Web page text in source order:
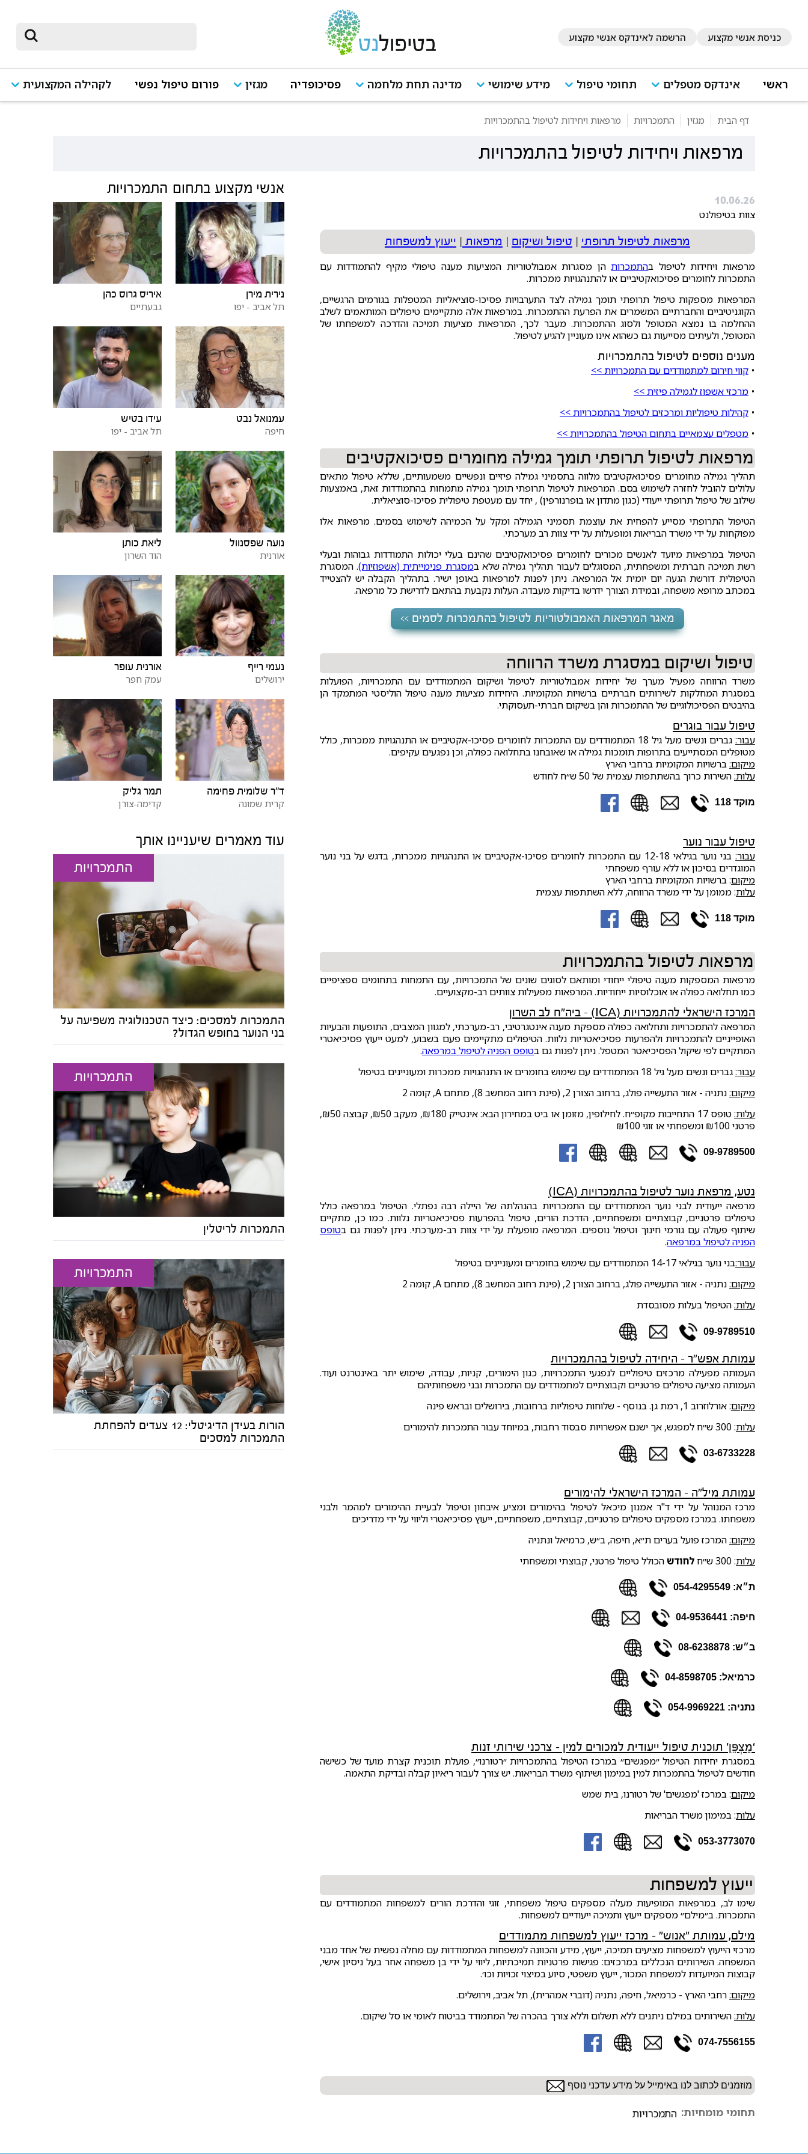
כניסת אנשי מקצוע הרשמה לאינדקס אנשי מקצוע
ראשי אינדקס מטפלים תחומי טיפול מידע שימושי מדינה תחת מלחמה פסיכופדיה מגזין פורום טיפול נפשי לקהילה המקצועית
דף הבית מגזין התמכרויות מרפאות ויחידות לטיפול בהתמכרויות
מרפאות ויחידות לטיפול בהתמכרויות
10.06.26
צוות בטיפולנט
מרפאות לטיפול תרופתי טיפול ושיקום מרפאות
ייעוץ למשפחות
מרפאות ויחידות לטיפול בהתמכרות הן מסגרות אמבולטוריות המציעות מענה טיפולי מקיף להתמודדות עם
התמכרות לחומרים פסיכואקטיביים או להתנהגויות ממכרות.
המרפאות מספקות טיפול תרופתי תומך גמילה לצד התערבויות פסיכו-סוציאליות המטפלות בגורמים הרגשיים,
הקוגניטיביים והחברתיים המשמרים את הפרעת ההתמכרות. במרפאות אלה מתקיימים טיפולים המותאמים לשלב
ההחלמה בו נמצא המטופל ולסוג ההתמכרות. מעבר לכך, המרפאות מציעות תמיכה והדרכה למשפחתו של
המטופל, ולעיתים מסייעות גם כשהוא אינו מעוניין להגיע לטיפול.
מענים נוספים לטיפול בהתמכרויות
• קווי חירום למתמודדים עם התמכרויות >>
• מרכזי אשפוז לגמילה פיזית >>
• קהילות טיפוליות ומרכזים לטיפול בהתמכרויות >>
• מטפלים עצמאיים בתחום הטיפול בהתמכרויות >>
מרפאות לטיפול תרופתי תומך גמילה מחומרים פסיכואקטיבים
תהליך גמילה מחומרים פסיכואקטיבים מלווה בתסמיני גמילה פיזיים ונפשיים משמעותיים, שללא טיפול מתאים
עלולים להוביל לחזרה לשימוש בסם. המרפאות לטיפול תרופתי תומך גמילה מתמחות בהתמודדות זאת, באמצעות
שילוב של טיפול תרופתי ייעודי (כגון מתדון או בופרנורפין) , יחד עם מעטפת טיפולית פסיכו-סוציאלית.
הטיפול התרופתי מסייע להפחית את עוצמת תסמיני הגמילה ומקל על הכמיהה לשימוש בסמים. מרפאות אלו
מפוקחות על ידי משרד הבריאות ומופעלות על ידי צוות רב מערכתי.
הטיפול במרפאות מיועד לאנשים מכורים לחומרים פסיכואקטיבים שהינם בעלי יכולות התמודדות גבוהות ובעלי
רשת תמיכה חברתית ומשפחתית, המסוגלים לעבור תהליך גמילה שלא במסגרת פנימייתית (אשפוזיות). המסגרת
הטיפולית דורשת הגעה יום יומית אל המרפאה. ניתן לפנות למרפאות באופן ישיר. בתהליך הקבלה יש להצטייד
במכתב מרופא משפחה, ובמידת הצורך ידרשו בדיקות מעבדה. העלות נקבעת בהתאם לדרישת כל מרפאה.
מאגר המרפאות האמבולטוריות לטיפול בהתמכרות לסמים >>
טיפול ושיקום במסגרת משרד הרווחה
משרד הרווחה מפעיל מערך של יחידות אמבולטוריות לטיפול ושיקום המתמודדים עם התמכרויות, הפועלות
במסגרת המחלקות לשירותים חברתיים ברשויות המקומיות. היחידות מציעות מענה טיפול הוליסטי המתמקד הן
בהיבטים הפסיכולוגיים של ההתמכרות והן בשיקום חברתי-תעסוקתי.
טיפול עבור בוגרים
עבור:
גברים ונשים מעל גיל 18 המתמודדים עם התמכרות לחומרים פסיכו-אקטיביים או התנהגויות ממכרות, כולל
מטופלים המסתייעים בתרופות תומכות גמילה או שאובחנו בתחלואה כפולה, וכן נפגעים עקיפים.
מיקום:ברשויות המקומיות ברחבי הארץ
עלות:השירות כרוך בהשתתפות עצמית של 50 ש״ח לחודש
מוקד 118
טיפול עבור נוער
עבור:
בני נוער בגילאי 12-18 עם התמכרות לחומרים פסיכו-אקטיביים או התנהגויות ממכרות, בדגש על בני נוער
המוגדרים בסיכון או ללא עורף משפחתי
מיקום: ברשויות המקומיות ברחבי הארץ
עלות: ממומן על ידי משרד הרווחה, ללא השתתפות עצמית
מוקד 118
מרפאות לטיפול בהתמכרויות
מרפאות המספקות מענה טיפולי ייחודי ומותאם לסוגים שונים של התמכרויות, עם התמחות בתחומים ספציפיים
כמו תחלואה כפולה או אוכלוסיות ייחודיות. המרפאות מפעילות צוותים רב-מקצועיים.
המרכז הישראלי להתמכרויות (ICA) - ביה״ח לב השרון
המרפאה להתמכרויות ותחלואה כפולה מספקת מענה אינטגרטיבי, רב-מערכתי, למגוון המצבים, התופעות והבעיות
האופייניים להתמכרויות ולהפרעות פסיכיאטריות נלוות. הטיפולים מתקיימים פעם בשבוע, למעט ייעוץ פסיכיאטרי
המתקיים לפי שיקול הפסיכיאטר המטפל. ניתן לפנות גם בטופס הפניה לטיפול במרפאה.
עבור:גברים ונשים מעל גיל 18 המתמודדים עם שימוש בחומרים או התנהגויות ממכרות ומעוניינים בטיפול
מיקום:נתניה - אזור התעשייה פולג, ברחוב הצורן 2, (פינת רחוב המחשב 8), מתחם A, קומה 2
עלות:
טופס 17 התחייבות מקופ״ח. לחילופין, מזומן או ביט במחירון הבא: אינטייק ₪180, מעקב ₪50, קבוצה ₪50,
פרטני ₪100 ומשפחתי או זוגי ₪100
09-9789500
נטע, מרפאת נוער לטיפול בהתמכרויות (ICA)
מרפאה ייעודית לבני נוער המתמודדים עם התמכרויות בהנהלתה של היילה רבה נפתלי. הטיפול במרפאה כולל
טיפולים פרטניים, קבוצתיים ומשפחתיים, הדרכת הורים, טיפול בהפרעות פסיכיאטריות נלוות. כמו כן, מתקיים
שיתוף פעולה עם גורמי חינוך וטיפול נוספים. המרפאה מופעלת על ידי צוות רב-מערכתי. ניתן לפנות גם בטופס
הפניה לטיפול במרפאה.
עבור:בני נוער בגילאי 14-17 המתמודדים עם שימוש בחומרים ומעוניינים בטיפול
מיקום:נתניה - אזור התעשייה פולג, ברחוב הצורן 2, (פינת רחוב המחשב 8), מתחם A, קומה 2
עלות:הטיפול בעלות מסובסדת
09-9789510
עמותת אפש״ר - היחידה לטיפול בהתמכרויות
העמותה מפעילה מרכזים טיפוליים לנפגעי התמכרויות, כגון הימורים, קניות, עבודה, שימוש יתר באינטרנט ועוד.
העמותה מציעה טיפולים פרטניים וקבוצתיים למתמודדים עם התמכרות ובני משפחותיהם
מיקום: אורלוזרוב 1, רמת גן. בנוסף - שלוחות טיפוליות ברחובות, בירושלים ובראש פינה
עלות: 300 ש״ח למפגש, אך ישנם אפשרויות סבסוד רחבות, במיוחד עבור התמכרות להימורים
03-6733228
עמותת מיל״ה - המרכז הישראלי להימורים
מרכז המנוהל על ידי ד"ר אמנון מיכאל לטיפול בהימורים ומציע איבחון וטיפול לבעיית ההימורים למהמר ולבני
משפחתו. במרכז מספקים טיפולים פרטניים, קבוצתיים, משפחתיים, ייעוץ פסיכיאטרי וליווי על ידי מדריכים
מיקום:המרכז פועל בערים ת״א, חיפה, ב״ש, כרמיאל ונתניה
עלות: 300 ש״ח לחודש הכולל טיפול פרטני, קבוצתי ומשפחתי
ת״א: 054-4295549
חיפה: 04-9536441
ב״ש: 08-6238878
כרמיאל: 04-8598705
נתניה: 054-9969221
‘מַצְפֵּן’ תוכנית טיפול ייעודית למכורים למין – צרכני שירותי זנות
במסגרת יחידות הטיפול ״מפגשים״ במרכז הטיפול בהתמכרויות ״רטורנו״, פועלת תוכנית קצרת מועד של כשישה
חודשים לטיפול בהתמכרות למין במימון ושיתוף משרד הבריאות. יש צורך לעבור ריאיון קבלה ובדיקת התאמה.
מיקום: במרכז 'מפגשים' של רטורנו, בית שמש
עלות: במימון משרד הבריאות
053-3773070
ייעוץ למשפחות
שימו לב, במרפאות המופיעות מעלה מספקים טיפול משפחתי, זוגי והדרכת הורים למשפחות המתמודדים עם
התמכרות. ב״מילם״ מספקים ייעוץ ותמיכה ייעודיים למשפחות.
מילם, עמותת ״אנוש״ – מרכז ייעוץ למשפחות מתמודדים
מרכזי הייעוץ למשפחות מציעים תמיכה, ייעוץ, מידע והכוונה למשפחות המתמודדות עם מחלה נפשית של אחד מבני
המשפחה. השירותים הנכללים במרכזים: פגישות פרטניות תמיכתיות, ליווי על ידי בן משפחה אחר בעל ניסיון אישי,
קבוצות המיועדות למשפחת המכור, ייעוץ משפטי, סיוע במיצוי זכויות וכו׳.
מיקום:רחבי הארץ - כרמיאל, חיפה, נתניה (דוברי אמהרית), תל אביב, וירושלים.
עלות:השירותים במילם ניתנים ללא תשלום וללא צורך בהכרה של המתמודד בביטוח לאומי או סל שיקום.
074-7556155
מוזמנים לכתוב לנו באימייל על מידע עדכני נוסף
תחומי מומחיות: התמכרויות
אנשי מקצוע בתחום התמכרויות
נירית מירן
תל אביב - יפו
איריס גרוס כהן
גבעתיים
עמנואל נבט
חיפה
עידו בטיש
תל אביב - יפו
נועה שפסנוול
אורנית
ליאת כותן
הוד השרון
נעמי רייף
ירושלים
אורנית עופר
עמק חפר
ד״ר שלומית פחימה
קרית שמונה
תמר גליק
קדימה-צורן
עוד מאמרים שיעניינו אותך
התמכרויות
התמכרות למסכים: כיצד הטכנולוגיה משפיעה על
בני הנוער בחופש הגדול?
התמכרויות
התמכרות לריטלין
התמכרויות
הורות בעידן הדיגיטלי: 12 צעדים להפחתת
התמכרות למסכים